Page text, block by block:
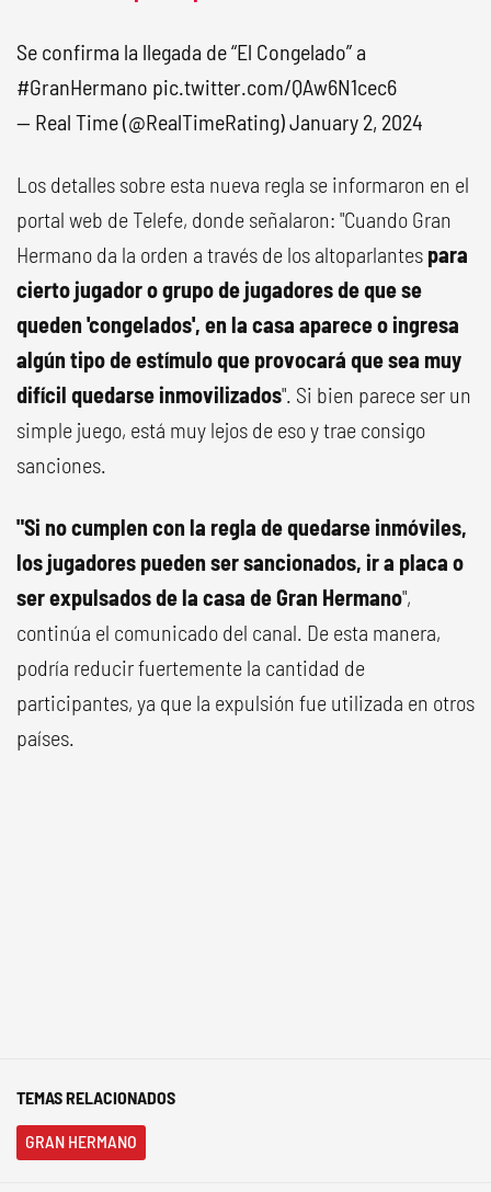
Se confirma la llegada de “El Congelado” a
#GranHermano pic.twitter.com/QAw6N1cec6
— Real Time (@RealTimeRating)January 2, 2024
Los detalles sobre esta nueva regla se informaron en el
portal web de Telefe, donde señalaron: "Cuando Gran
Hermano da la orden a través de los altoparlantes para
cierto jugador o grupo de jugadores de que se
queden 'congelados', en la casa aparece o ingresa
algún tipo de estímulo que provocará que sea muy
difícil quedarse inmovilizados". Si bien parece ser un
simple juego, está muy lejos de eso y trae consigo
sanciones.
"Si no cumplen con la regla de quedarse inmóviles,
los jugadores pueden ser sancionados, ir a placa o
ser expulsados de la casa de Gran Hermano",
continúa el comunicado del canal. De esta manera,
podría reducir fuertemente la cantidad de
participantes, ya que la expulsión fue utilizada en otros
países.
TEMAS RELACIONADOS
GRAN HERMANO